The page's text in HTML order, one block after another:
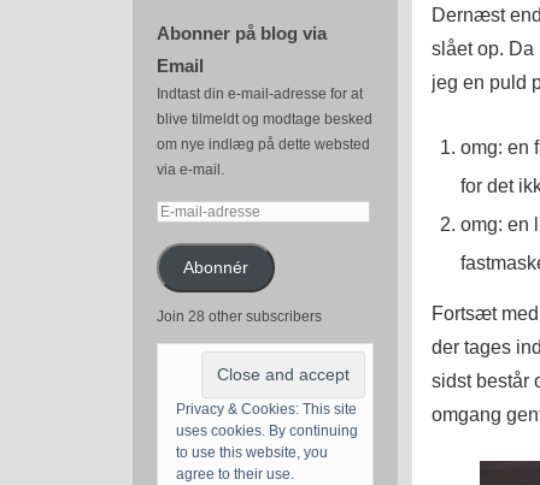
Abonner på blog via
Email
Indtast din e-mail-adresse for at
blive tilmeldt og modtage besked
om nye indlæg på dette websted
via e-mail.
E-
adresseAbonnér
Join 28 other subscribers
Privacy & Cookies: This site
uses cookies. By continuing
to use this website, you
agree to their use.
Dernæst
slået op.
jeg en puld
omg: en
for det
omg: en
Fortsæt
der tages
sidst består
omgang